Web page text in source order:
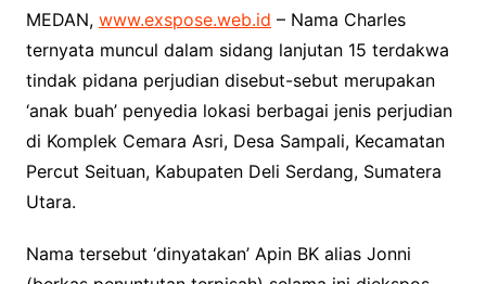
MEDAN, www.exspose.web.id – Nama Charles
ternyata muncul dalam sidang lanjutan 15 terdakwa
tindak pidana perjudian disebut-sebut merupakan
‘anak buah’ penyedia lokasi berbagai jenis perjudian
di Komplek Cemara Asri, Desa Sampali, Kecamatan
Percut Seituan, Kabupaten Deli Serdang, Sumatera
Utara.
Nama tersebut ‘dinyatakan’ Apin BK alias Jonni